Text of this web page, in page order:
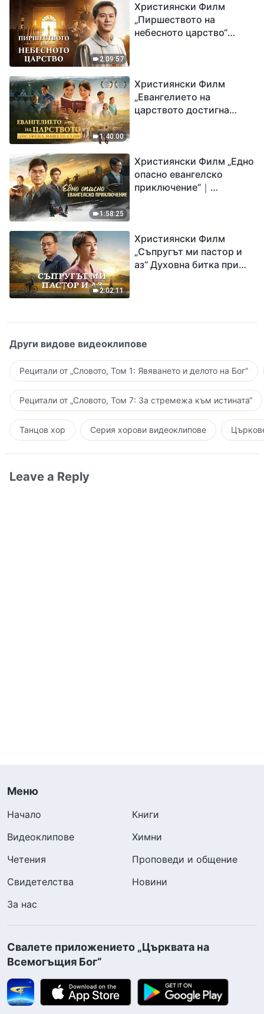
2:09:57
Християнски Филм
„Пиршеството на
небесното царство“
1:40:00
Християнски Филм
„Евангелието на
царството достигна
1:58:25
Християнски Филм „Едно
опасно евангелско
приключение“｜
Исус
2:02:11
Християнски Филм
„Съпругът ми пастор и
аз“ Духовна битка при
Други видове видеоклипове
Рецитали от „Словото, Том 1: Явяването и делото на Бог“
Рецитали от „Словото, Том 7: За стремежа към истината“
Танцов хор Серия хорови видеоклипове
Leave a Reply
Меню
Начало
Книги
Видеоклипове
Химни
Четения
Проповеди и общение
Свидетелства
Новини
За нас
Свалете приложението „Църквата на
Всемогъщия Бог“